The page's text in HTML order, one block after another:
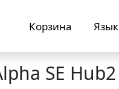
Корзина Язык
SE Hub2